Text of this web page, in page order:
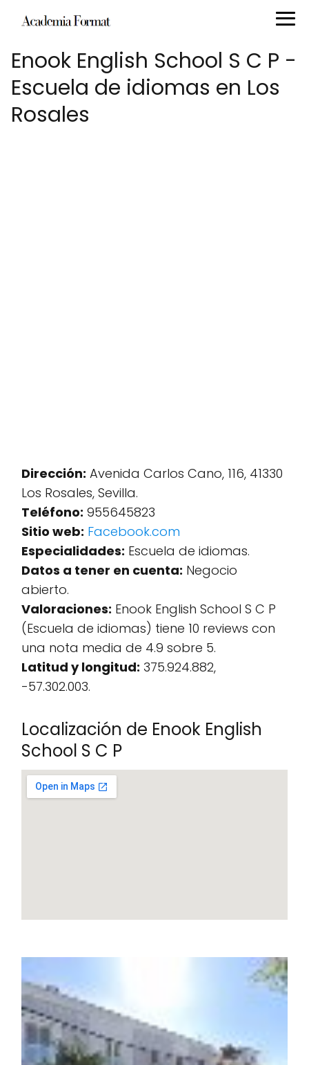
Enook English School S C P -
Escuela de idiomas en Los
Rosales
Dirección: Avenida Carlos Cano, 116, 41330
Los Rosales, Sevilla.
Teléfono: 955645823
Sitio web: Facebook.com
Especialidades: Escuela de idiomas.
Datos a tener en cuenta: Negocio
abierto.
Valoraciones: Enook English School S C P
(Escuela de idiomas) tiene 10 reviews con
una nota media de 4.9 sobre 5.
Latitud y longitud: 375.924.882,
-57.302.003.
Localización de Enook English
School S C P